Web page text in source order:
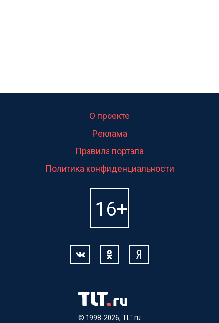
© 1998-2026, TLT.ru
О проекте
Реклама
Правила портала
Политика конфиденциальности